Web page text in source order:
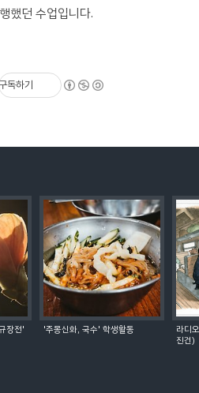
했던 수업입니다.
독하기
장전'
'주몽신화, 국수' 학생활동
라디
진건)